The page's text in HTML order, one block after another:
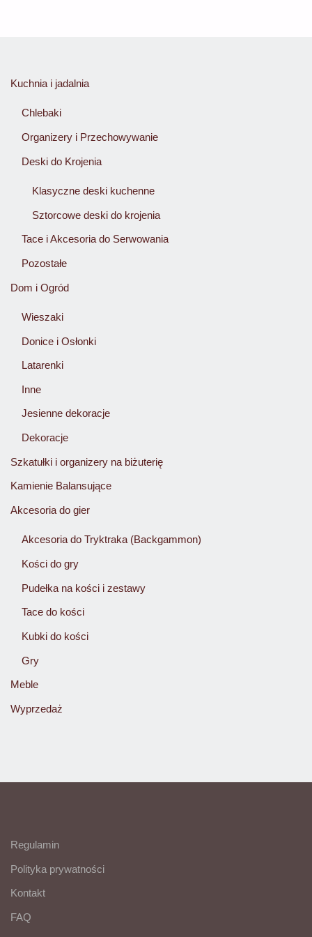
stronie
Kuchnia i jadalnia
Chlebaki
Organizery i Przechowywanie
Deski do Krojenia
Klasyczne deski kuchenne
Sztorcowe deski do krojenia
Tace i Akcesoria do Serwowania
Pozostałe
Dom i Ogród
Wieszaki
Donice i Osłonki
Latarenki
Inne
Jesienne dekoracje
Dekoracje
Szkatułki i organizery na biżuterię
Kamienie Balansujące
Akcesoria do gier
Akcesoria do Tryktraka (Backgammon)
Kości do gry
Pudełka na kości i zestawy
Tace do kości
Kubki do kości
Gry
Meble
Wyprzedaż
Regulamin
Polityka prywatności
Kontakt
FAQ